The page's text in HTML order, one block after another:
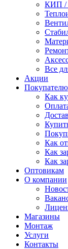
КИП /
Все
Акции
Покупателю
Как
Как
Как
Как
Оптовикам
О компании
Магазины
Монтаж
Услуги
Контакты